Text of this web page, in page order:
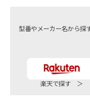
型番やメーカー名から
楽天で探す ＞